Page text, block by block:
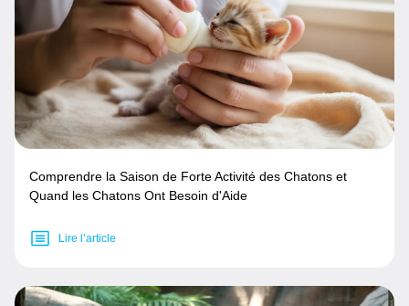
Comprendre la Saison de Forte Activité des Chatons et
Quand les Chatons Ont Besoin d'Aide
Lire l’article